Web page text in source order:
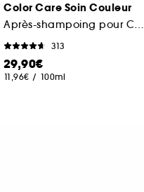
Color Care Soin Couleur
Après-shampoing pour Cheveux Colorés
313
29,90€
11,96€ / 100ml